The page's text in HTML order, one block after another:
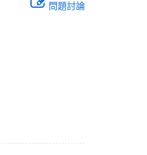
問題討論